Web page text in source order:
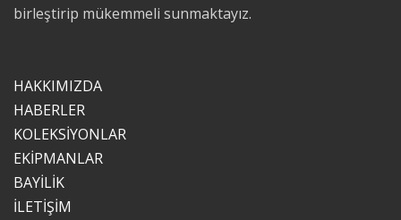
birleştirip mükemmeli sunmaktayız.
HAKKIMIZDA
HABERLER
KOLEKSİYONLAR
EKİPMANLAR
BAYİLİK
İLETİŞİM